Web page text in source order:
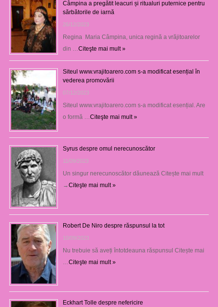
Câmpina a pregătit leacuri și ritualuri puternice pentru
sărbătorile de iarnă
26/12/2023
Regina Maria Câmpina, unica regină a vrăjitoarelor
din …Citeşte mai mult »
Siteul www.vrajitoarero.com s-a modificat esențial în
vederea promovării
07/12/2023
Siteul www.vrajitoarero.com s-a modificat esențial. Are
o formă …Citeşte mai mult »
Syrus despre omul nerecunoscător
11/09/2023
Un singur nerecunoscător dăunează Citește mai mult
→Citeşte mai mult »
Robert De Niro despre răspunsul la tot
10/09/2023
Nu trebuie să aveți întotdeauna răspunsul Citește mai
…Citeşte mai mult »
Eckhart Tolle despre nefericire